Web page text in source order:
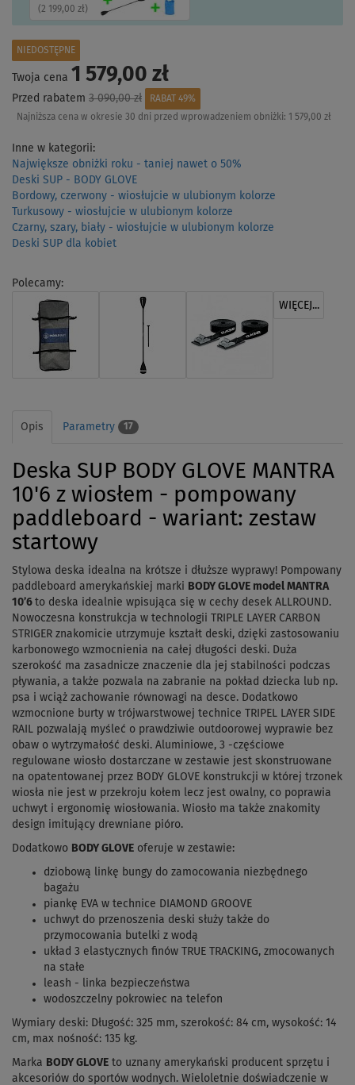
( 2 199,00 zł)
NIEDOSTĘPNE
Twoja cena 1 579,00 zł
Przed rabatem 3 090,00 zł
RABAT 49%
Najniższa cena w okresie 30 dni przed wprowadzeniem obniżki: 1 579,00 zł
Inne w kategorii:
Największe obniżki roku - taniej nawet o 50%
Deski SUP - BODY GLOVE
Bordowy, czerwony - wiosłujcie w ulubionym kolorze
Turkusowy - wiosłujcie w ulubionym kolorze
Czarny, szary, biały - wiosłujcie w ulubionym kolorze
Deski SUP dla kobiet
Polecamy:
WIĘCEJ...
Opis Parametry 17
Deska SUP BODY GLOVE MANTRA
10'6 z wiosłem - pompowany
paddleboard - wariant: zestaw
startowy
Stylowa deska idealna na krótsze i dłuższe wyprawy! Pompowany
paddleboard amerykańskiej marki BODY GLOVE model MANTRA
10’6 to deska idealnie wpisująca się w cechy desek ALLROUND.
Nowoczesna konstrukcja w technologii TRIPLE LAYER CARBON
STRIGER znakomicie utrzymuje kształt deski, dzięki zastosowaniu
karbonowego wzmocnienia na całej długości deski. Duża
szerokość ma zasadnicze znaczenie dla jej stabilności podczas
pływania, a także pozwala na zabranie na pokład dziecka lub np.
psa i wciąż zachowanie równowagi na desce. Dodatkowo
wzmocnione burty w trójwarstwowej technice TRIPEL LAYER SIDE
RAIL pozwalają myśleć o prawdziwie outdoorowej wyprawie bez
obaw o wytrzymałość deski. Aluminiowe, 3 -częściowe
regulowane wiosło dostarczane w zestawie jest skonstruowane
na opatentowanej przez BODY GLOVE konstrukcji w której trzonek
wiosła nie jest w przekroju kołem lecz jest owalny, co poprawia
uchwyt i ergonomię wiosłowania. Wiosło ma także znakomity
design imitujący drewniane pióro.
Dodatkowo BODY GLOVE oferuje w zestawie:
dziobową linkę bungy do zamocowania niezbędnego
bagażu
piankę EVA w technice DIAMOND GROOVE
uchwyt do przenoszenia deski służy także do
przymocowania butelki z wodą
układ 3 elastycznych finów TRUE TRACKING, zmocowanych
na stałe
leash - linka bezpieczeństwa
wodoszczelny pokrowiec na telefon
Wymiary deski: Długość: 325 mm, szerokość: 84 cm, wysokość: 14
cm, max nośność: 135 kg.
Marka BODY GLOVE to uznany amerykański producent sprzętu i
akcesoriów do sportów wodnych. Wieloletnie doświadczenie w